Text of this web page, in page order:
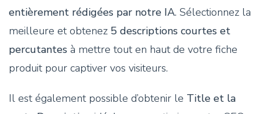
entièrement rédigées par notre IA. Sélectionnez la
meilleure et obtenez 5 descriptions courtes et
percutantes à mettre tout en haut de votre fiche
produit pour captiver vos visiteurs.
Il est également possible d’obtenir le Title et la